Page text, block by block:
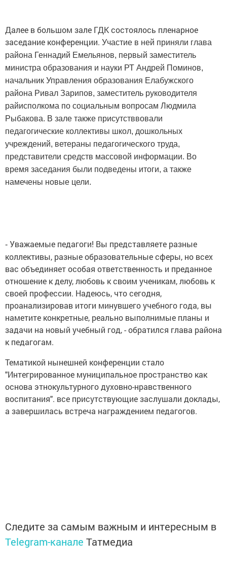
Далее в большом зале ГДК состоялось пленарное
заседание конференции. Участие в ней приняли глава
района Геннадий Емельянов, первый заместитель
министра образования и науки РТ Андрей Поминов,
начальник Управления образования Елабужского
района Ривал Зарипов, заместитель руководителя
райисполкома по социальным вопросам Людмила
Рыбакова. В зале также присутстввовали
педагогические коллективы школ, дошкольных
учреждений, ветераны педагогического труда,
представители средств массовой информации. Во
время заседания были подведены итоги, а также
намечены новые цели.
- Уважаемые педагоги! Вы представляете разные
коллективы, разные образовательные сферы, но всех
вас объединяет особая ответственность и преданное
отношение к делу, любовь к своим ученикам, любовь к
своей профессии. Надеюсь, что сегодня,
проанализировав итоги минувшего учебного года, вы
наметите конкретные, реально выполнимые планы и
задачи на новый учебный год, - обратился глава района
к педагогам.
Тематикой нынешней конференции стало
"Интегрированное муниципальное пространство как
основа этнокультурного духовно-нравственного
воспитания". все присутствующие заслушали доклады,
а завершилась встреча награждением педагогов.
Следите за самым важным и интересным в
Telegram-канале Татмедиа